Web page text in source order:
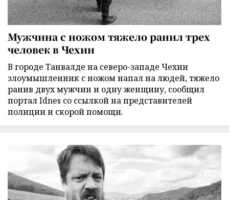
Мужчина с ножом тяжело ранил трех
человек в Чехии
В городе Танвалде на северо-западе Чехии
злоумышленник с ножом напал на людей, тяжело
ранив двух мужчин и одну женщину, сообщил
портал Idnes со ссылкой на представителей
полиции и скорой помощи.